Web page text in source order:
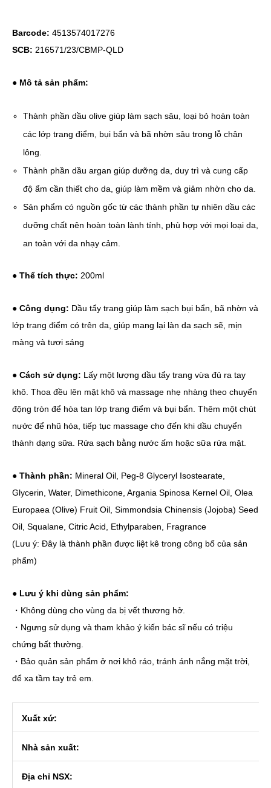
Barcode: 4513574017276
SCB: 216571/23/CBMP-QLD
● Mô tả sản phẩm:
Thành phần dầu olive giúp làm sạch sâu, loại bỏ hoàn toàn
các lớp trang điểm, bụi bẩn và bã nhờn sâu trong lỗ chân
lông.
Thành phần dầu argan giúp dưỡng da, duy trì và cung cấp
độ ẩm cần thiết cho da, giúp làm mềm và giảm nhờn cho da.
Sản phẩm có nguồn gốc từ các thành phần tự nhiên dầu các
dưỡng chất nên hoàn toàn lành tính, phù hợp với mọi loại da,
an toàn với da nhạy cảm.
● Thể tích thực: 200ml
● Công dụng: Dầu tẩy trang giúp làm sạch bụi bẩn, bã nhờn và
lớp trang điểm có trên da, giúp mang lại làn da sạch sẽ, mịn
màng và tươi sáng
● Cách sử dụng: Lấy một lượng dầu tẩy trang vừa đủ ra tay
khô. Thoa đều lên mặt khô và massage nhẹ nhàng theo chuyển
động tròn để hòa tan lớp trang điểm và bụi bẩn. Thêm một chút
nước để nhũ hóa, tiếp tục massage cho đến khi dầu chuyển
thành dạng sữa. Rửa sạch bằng nước ấm hoặc sữa rửa mặt.
● Thành phần: Mineral Oil, Peg-8 Glyceryl Isostearate,
Glycerin, Water, Dimethicone, Argania Spinosa Kernel Oil, Olea
Europaea (Olive) Fruit Oil, Simmondsia Chinensis (Jojoba) Seed
Oil, Squalane, Citric Acid, Ethylparaben, Fragrance
(Lưu ý: Đây là thành phần được liệt kê trong công bố của sản
phẩm)
● Lưu ý khi dùng sản phẩm:
・Không dùng cho vùng da bị vết thương hở.
・Ngưng sử dụng và tham khảo ý kiến bác sĩ nếu có triệu
chứng bất thường.
・Bảo quản sản phẩm ở nơi khô ráo, tránh ánh nắng mặt trời,
để xa tầm tay trẻ em.
Xuất xứ:
Nhà sản xuất:
Địa chỉ NSX: